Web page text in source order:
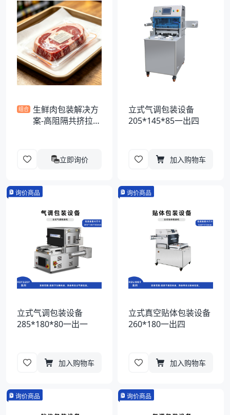
组合 生鲜肉包装解决方
案-高阻隔共挤拉伸
立即询价
立式气调包装设备
205*145*85一出四
加入购物车
询价商品
立式气调包装设备
285*180*80一出一
加入购物车
询价商品
立式真空贴体包装设备
260*180一出四
加入购物车
询价商品 询价商品